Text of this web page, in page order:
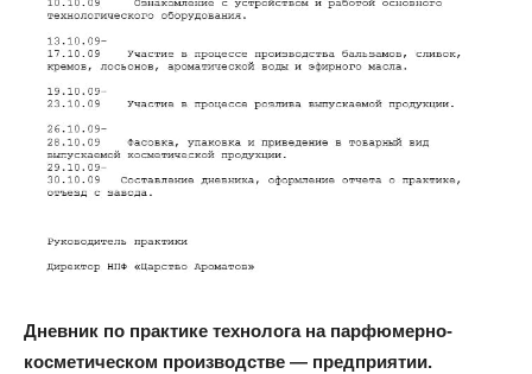
Дневник по практике технолога на парфюмерно-
косметическом производстве — предприятии.